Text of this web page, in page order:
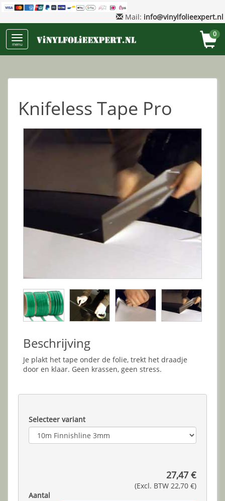
Mail: info@vinylfolieexpert.nl
menu
0
Knifeless Tape Pro
Beschrijving
Je plakt het tape onder de folie, trekt het draadje
door en klaar. Geen krassen, geen stress.
Selecteer variant
27,47 €
(Excl. BTW 22,70 €)
Aantal